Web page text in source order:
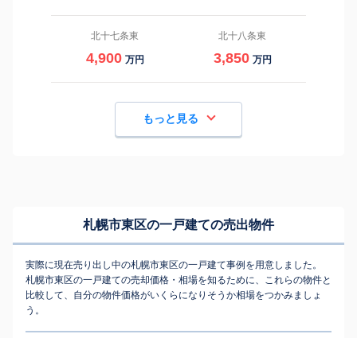
北十七条東
4,900 万円
北十八条東
3,850 万円
もっと見る
札幌市東区の一戸建ての売出物件
実際に現在売り出し中の札幌市東区の一戸建て事例を用意しました。
札幌市東区の一戸建ての売却価格・相場を知るために、これらの物件と
比較して、自分の物件価格がいくらになりそうか相場をつかみましょ
う。